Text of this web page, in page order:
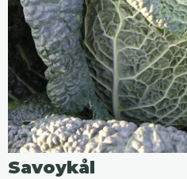
Savoykål